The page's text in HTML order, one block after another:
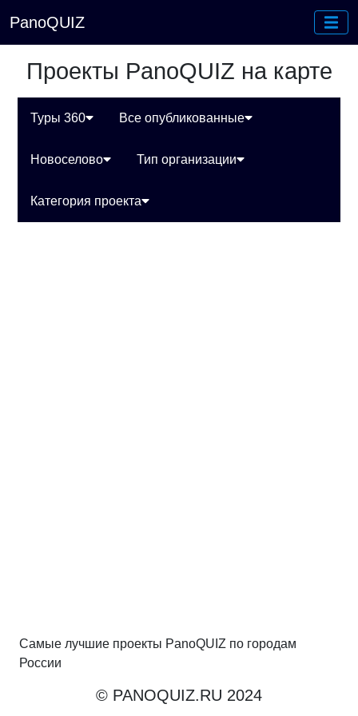
PanoQUIZ
Проекты PanoQUIZ на карте
Туры 360 Все опубликованные
Новоселово Тип организации
Категория проекта
Самые лучшие проекты PanoQUIZ по городам
России
© PANOQUIZ.RU 2024